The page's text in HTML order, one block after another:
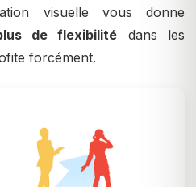
visuelle vous donne
de flexibilité dans les
forcément.